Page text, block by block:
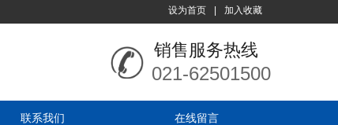
设为首页 加入收藏
销售服务热线
021-62501500
联系我们 在线留言